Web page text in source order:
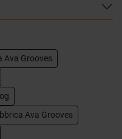
Ava Grooves
Ava Grooves